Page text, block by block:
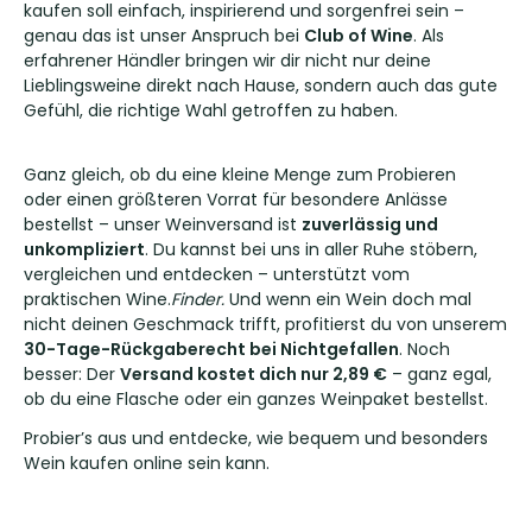
kaufen soll einfach, inspirierend und sorgenfrei sein –
genau das ist unser Anspruch bei Club of Wine. Als
erfahrener Händler bringen wir dir nicht nur deine
Lieblingsweine direkt nach Hause, sondern auch das gute
Gefühl, die richtige Wahl getroffen zu haben.
Ganz gleich, ob du eine kleine Menge zum Probieren
oder einen größteren Vorrat für besondere Anlässe
bestellst – unser Weinversand ist zuverlässig und
unkompliziert. Du kannst bei uns in aller Ruhe stöbern,
vergleichen und entdecken – unterstützt vom
praktischen Wine.Finder. Und wenn ein Wein doch mal
nicht deinen Geschmack trifft, profitierst du von unserem
30-Tage-Rückgaberecht bei Nichtgefallen. Noch
besser: Der Versand kostet dich nur 2,89 € – ganz egal,
ob du eine Flasche oder ein ganzes Weinpaket bestellst.
Probier’s aus und entdecke, wie bequem und besonders
Wein kaufen online sein kann.